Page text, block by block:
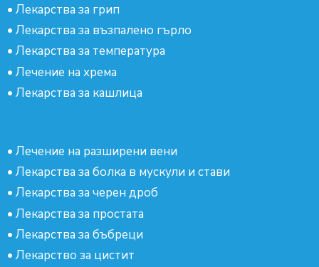
• Лекарства за грип
• Лекарства за възпалено гърло
• Лекарства за температура
• Лечение на хрема
• Лекарства за кашлица
• Лечение на разширени вени
• Лекарства за болка в мускули и стави
• Лекарства за черен дроб
• Лекарства за простата
• Лекарства за бъбреци
• Лекарство за цистит